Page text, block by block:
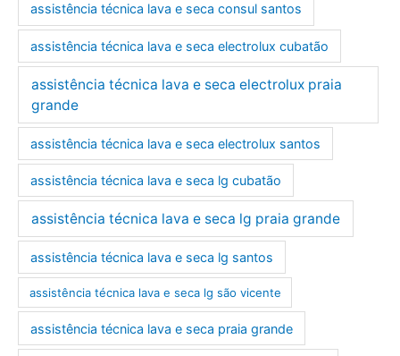
assistência técnica lava e seca consul santos
assistência técnica lava e seca electrolux cubatão
assistência técnica lava e seca electrolux praia
grande
assistência técnica lava e seca electrolux santos
assistência técnica lava e seca lg cubatão
assistência técnica lava e seca lg praia grande
assistência técnica lava e seca lg santos
assistência técnica lava e seca lg são vicente
assistência técnica lava e seca praia grande